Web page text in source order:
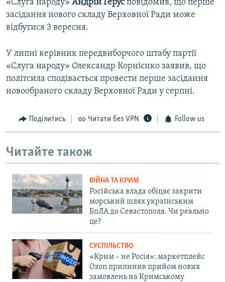
«Слуга народу» Андрій Герусповідомив, що перше
засідання нового складу Верховної Ради може
відбутися 3 вересня.
У липні керівник передвиборчого штабу партії
«Слуга народу» Олександр Корнієнко заявив, що
політсила сподівається провести перше засідання
новообраного складу Верховної Ради у серпні.
Поділитись Читати без VPN Follow us
Читайте також
ВІЙНА ТА КРИМ
Російська влада обіцяє закрити
морський шлях українським
БпЛА до Севастополя. Чи реально
це?
СУСПІЛЬСТВО
«Крим – не Росія»: маркетплейс
Ozon припинив прийом нових
замовлень на Кримському